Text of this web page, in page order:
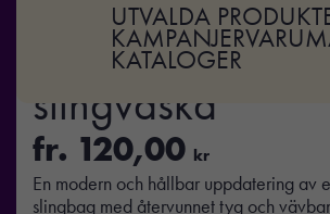
UTVALDA
KAMPANJER
KATALOGER
Renew AWARE™
slingväska
fr. 120,00 kr
En modern och hållbar uppdatering av
slingbag med återvunnet tyg och